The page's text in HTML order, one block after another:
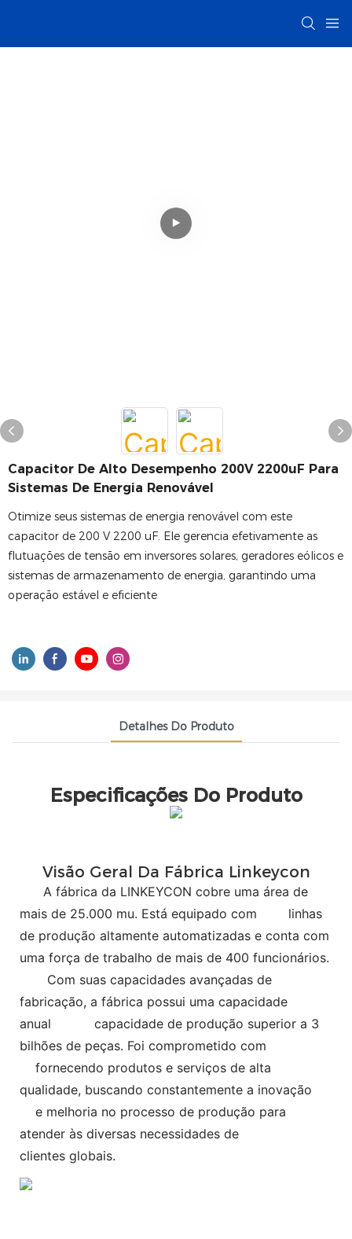
Capacitor De Alto Desempenho 200V 2200uF Para
Sistemas De Energia Renovável
Otimize seus sistemas de energia renovável com este
capacitor de 200 V 2200 uF. Ele gerencia efetivamente as
flutuações de tensão em inversores solares, geradores eólicos e
sistemas de armazenamento de energia, garantindo uma
operação estável e eficiente
Detalhes Do Produto
Especificações Do Produto
Visão Geral Da Fábrica Linkeycon
A fábrica da LINKEYCON cobre uma área de
mais de 25.000 mu. Está equipado com
linhas
de produção altamente automatizadas e conta com
uma força de trabalho de mais de 400 funcionários.
Com suas capacidades avançadas de
fabricação, a fábrica possui uma capacidade
anual
capacidade de produção superior a 3
bilhões de peças. Foi comprometido com
fornecendo produtos e serviços de alta
qualidade, buscando constantemente a inovação
e melhoria no processo de produção para
atender às diversas necessidades de
clientes globais.